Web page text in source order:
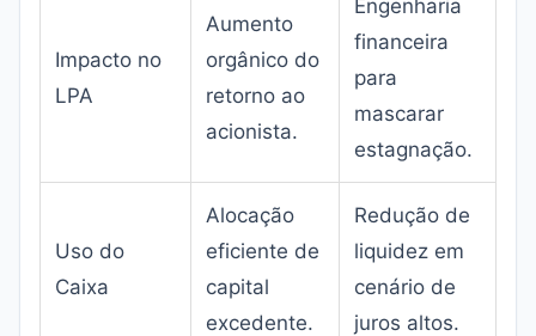
Impacto no
LPA
Aumento
orgânico do
retorno ao
acionista.
Engenharia
financeira
para
mascarar
estagnação.
Uso do
Caixa
Alocação
eficiente de
capital
excedente.
Redução de
liquidez em
cenário de
juros altos.